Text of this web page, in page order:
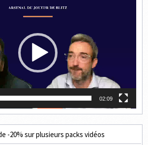
02:09
-20% sur plusieurs packs vidéos